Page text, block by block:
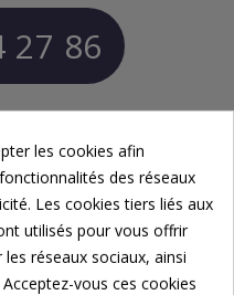
27 86
par email
jeudi, vendredi et samedi
et les jours fériés)
et 13h - 17h
les cookies afin
des réseaux
Les cookies tiers liés aux
utilisés pour vous offrir
réseaux sociaux, ainsi
vous ces cookies